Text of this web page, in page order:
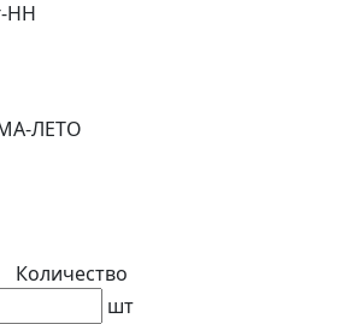
ЛЕТО
Количество
шт